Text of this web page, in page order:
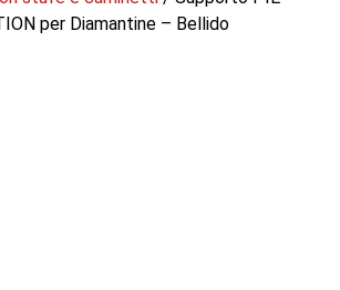
per Diamantine – Bellido